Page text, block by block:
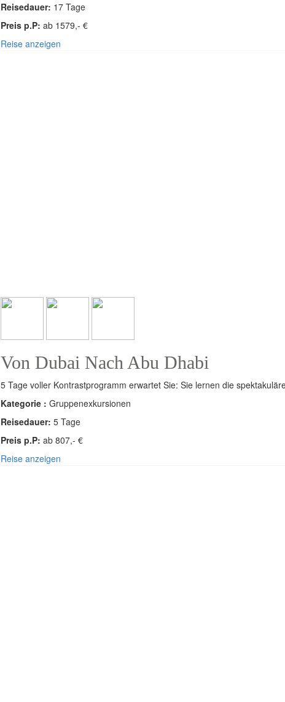
Reisedauer: 17 Tage
Preis p.P: ab 1579,- €
Reise anzeigen
Von Dubai Nach Abu Dhabi
5 Tage voller Kontrastprogramm erwartet Sie: Sie lernen die
Kategorie : Gruppenexkursionen
Reisedauer: 5 Tage
Preis p.P: ab 807,- €
Reise anzeigen